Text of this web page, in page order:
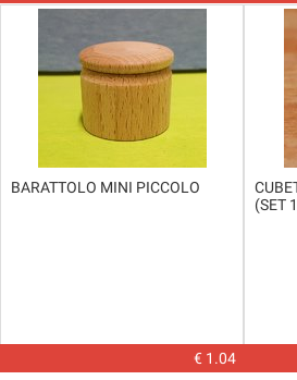
BARATTOLO MINI PICCOLO
€ 1.04
(SET